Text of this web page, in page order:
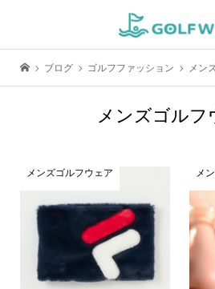
ブログ ゴルフファッション メン
メンズゴルフ
メンズゴルフウェア メ